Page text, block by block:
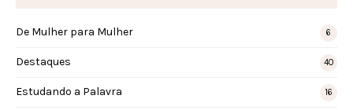
De Mulher para Mulher 6
Destaques 40
Estudando a Palavra 16